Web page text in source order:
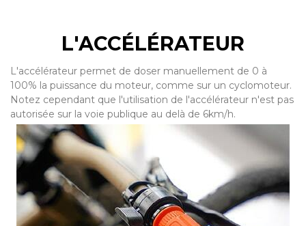
L'ACCÉLÉRATEUR
L'accélérateur permet de doser manuellement de 0 à
100% la puissance du moteur, comme sur un cyclomoteur.
Notez cependant que l'utilisation de l'accélérateur n'est pas
autorisée sur la voie publique au delà de 6km/h.